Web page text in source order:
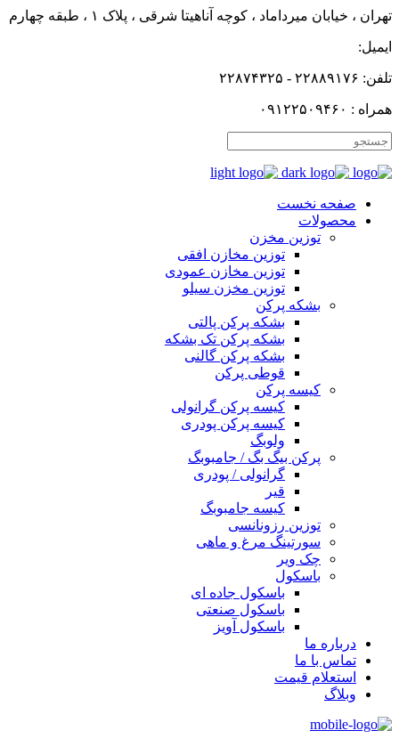
تهران ، خیابان میرداماد ، کوچه آناهیتا شرقی ، پلاک ۱ ، طبقه چهارم
ایمیل:
تلفن: ۲۲۸۸۹۱۷۶ - ۲۲۸۷۴۳۲۵
همراه : ۰۹۱۲۲۵۰۹۴۶۰
صفحه نخست
محصولات
توزین مخزن
توزین مخازن افقی
توزین مخازن عمودی
توزین مخزن سیلو
بشکه پرکن
بشکه پرکن پالتی
بشکه پرکن تک بشکه
بشکه پرکن گالنی
قوطی پرکن
کیسه پرکن
کیسه پرکن گرانولی
کیسه پرکن پودری
ولوبگ
پرکن بیگ بگ / جامبوبگ
گرانولی / پودری
قیر
کیسه جامبوبگ
توزین رزونانسی
سورتینگ مرغ و ماهی
چک ویر
باسکول
باسکول جاده ای
باسکول صنعتی
باسکول آویز
درباره ما
تماس با ما
استعلام قیمت
وبلاگ